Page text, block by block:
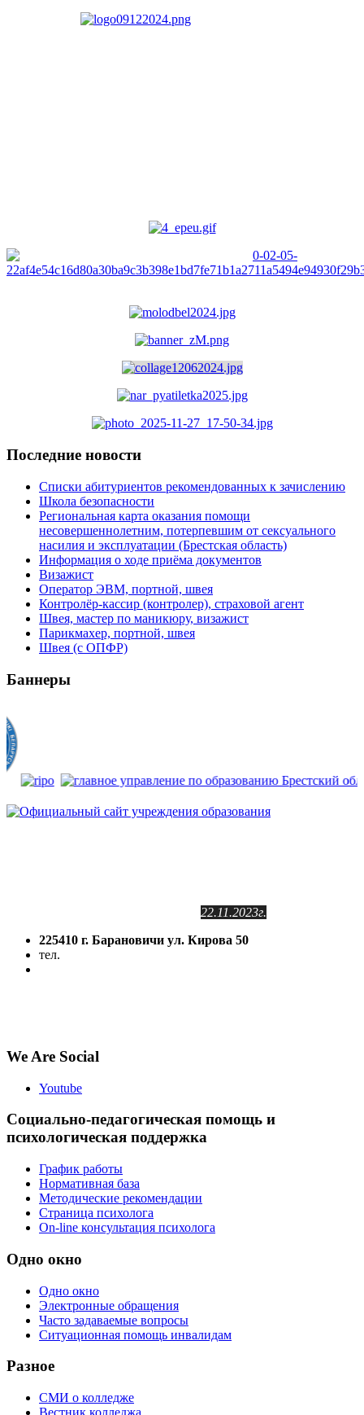
Последние новости
Списки абитуриентов рекомендованных к зачислению
Школа безопасности
Региональная карта оказания помощи
несовершеннолетним, потерпевшим от сексуального
насилия и эксплуатации (Брестская область)
Информация о ходе приёма документов
Визажист
Оператор ЭВМ, портной, швея
Контролёр-кассир (контролер), страховой агент
Швея, мастер по маникюру, визажист
Парикмахер, портной, швея
Швея (с ОПФР)
Баннеры
22.11.2023г.
225410 г. Барановичи ул. Кирова 50
тел.
We Are Social
Youtube
Социально-педагогическая помощь и
психологическая поддержка
График работы
Нормативная база
Методические рекомендации
Страница психолога
On-line консультация психолога
Одно окно
Одно окно
Электронные обращения
Часто задаваемые вопросы
Ситуационная помощь инвалидам
Разное
СМИ о колледже
Вестник колледжа